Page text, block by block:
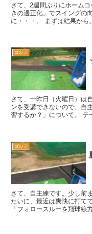
さて、2週間ぶりにホーム
きの適正化」でスイングの
に・・・。 まずは結果から。 前半OUTコース 58（20パット） 後
ゴルフ
さて、一昨日（火曜日）は自主練。 今週はスケジ
ンを受講できないので、自主練が超重要。
習するか？」について。 テークバックからトップくらいまでは下半
ゴルフ
さて、自主練です。少し前
たいに、最近は爽快に打ててます☺️。 左へ振り
「フォロースルーを飛球線